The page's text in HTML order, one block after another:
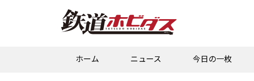
ホーム ニュース 今日の一枚